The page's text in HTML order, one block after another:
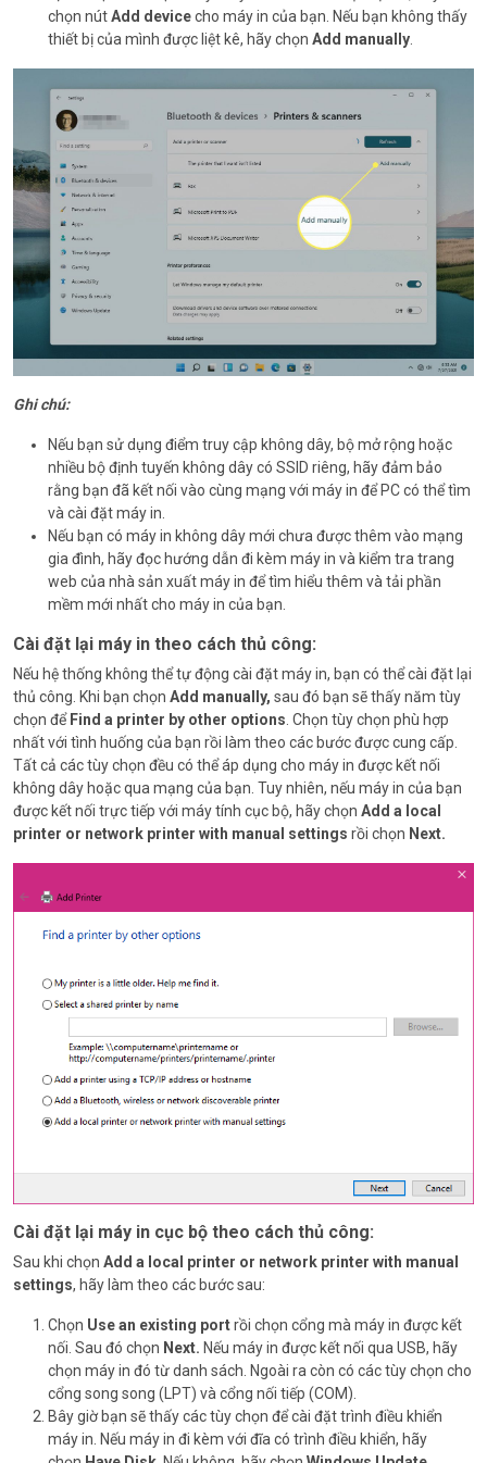
chọn nútAdd devicecho máy in của bạn. Nếu bạn không thấy
thiết bị của mình được liệt kê, hãy chọn Add manually.
Ghi chú:
Nếu bạn sử dụng điểm truy cập không dây, bộ mở rộng hoặc
nhiều bộ định tuyến không dây có SSID riêng, hãy đảm bảo
rằng bạn đã kết nối vào cùng mạng với máy in để PC có thể tìm
và cài đặt máy in.
Nếu bạn có máy in không dây mới chưa được thêm vào mạng
gia đình, hãy đọc hướng dẫn đi kèm máy in và kiểm tra trang
web của nhà sản xuất máy in để tìm hiểu thêm và tải phần
mềm mới nhất cho máy in của bạn.
Cài đặt lại máy in theo cách thủ công:
Nếu hệ thống không thể tự động cài đặt máy in, bạn có thể cài đặt lại
thủ công. Khi bạn chọn Add manually, sau đó bạn sẽ thấy năm tùy
chọn để Find a printer by other options . Chọn tùy chọn phù hợp
nhất với tình huống của bạn rồi làm theo các bước được cung cấp.
Tất cả các tùy chọn đều có thể áp dụng cho máy in được kết nối
không dây hoặc qua mạng của bạn. Tuy nhiên, nếu máy in của bạn
được kết nối trực tiếp với máy tính cục bộ, hãy chọn Add a local
printer or network printer with manual settings rồi chọn Next.
Cài đặt lại máy in cục bộ theo cách thủ công:
Sau khi chọn Add a local printer or network printer with manual
settings, hãy làm theo các bước sau:
Chọn Use an existing portrồi chọn cổng mà máy in được kết
nối. Sau đó chọn Next. Nếu máy in được kết nối qua USB, hãy
chọn máy in đó từ danh sách. Ngoài ra còn có các tùy chọn cho
cổng song song (LPT) và cổng nối tiếp (COM).
Bây giờ bạn sẽ thấy các tùy chọn để cài đặt trình điều khiển
máy in. Nếu máy in đi kèm với đĩa có trình điều khiển, hãy